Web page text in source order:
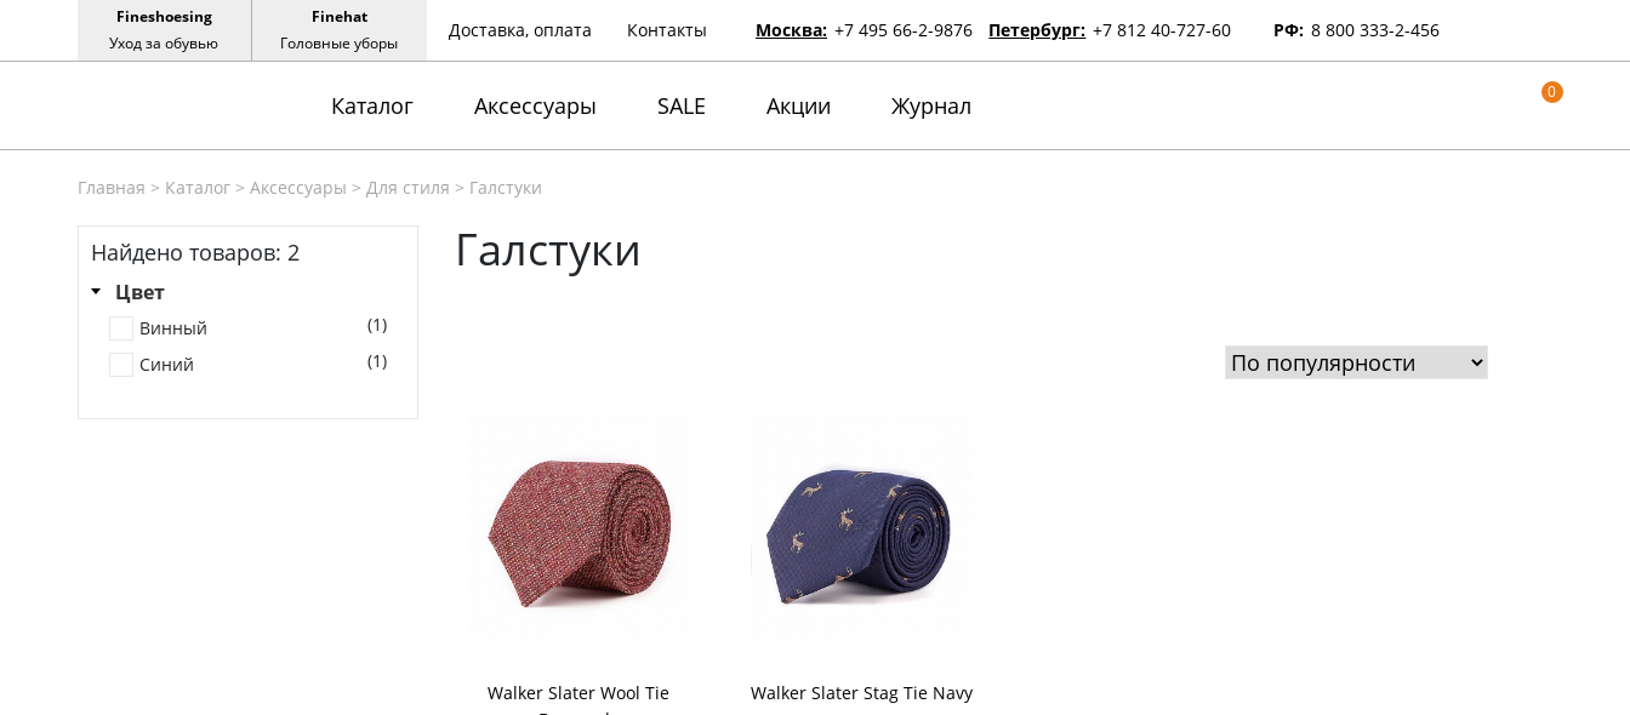
Fineshoesing
Уход за обувью
Finehat
Головные уборы
Доставка, оплата Контакты Москва: +7 495 66-2-9876 Петербург: +7 812 40-727-60 РФ: 8 800 333-2-456
Каталог Аксессуары SALE Акции Журнал 0
Главная > Каталог> Аксессуары > Для стиля > Галстуки
Найдено товаров: 2
Цвет
Винный
(1)
Синий
(1)
Галстуки
Walker Slater Wool Tie
Walker Slater Stag Tie Navy